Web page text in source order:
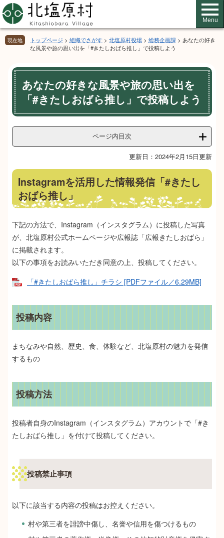
ペ
ー
ジ
の
先
メ
ニ
ュ
ー
を
Menu
現在地 トップページ > 組織でさがす > 北塩原村役場 > 総務企画課 > あなたの好き
な風景や旅の思い出を「#きたしおばら推し」で投稿しよう
本
文
あなたの好きな風景や旅の思い出を
「#きたしおばら推し」で投稿しよう
ページ内目次
更新日：2024年2月15日更新
Instagramを活用した情報発信「#きたし
おばら推し」
下記の方法で、Instagram（インスタグラム）に投稿した写真
が、北塩原村公式ホームページや広報誌「広報きたしおばら」
に掲載されます。
以下の事項をお読みいただき同意の上、投稿してください。
「#きたしおばら推し」チラシ [PDFファイル／6.29MB]
投稿内容
まちなみや自然、歴史、食、体験など、北塩原村の魅力を発信
するもの
投稿方法​
投稿者自身のInstagram（インスタグラム）アカウントで「#き
たしおばら推し」を付けて投稿してください。
投稿禁止事項
以下に該当する内容の投稿はお控えください。
村や第三者を誹謗中傷し、名誉や信用を傷つけるもの